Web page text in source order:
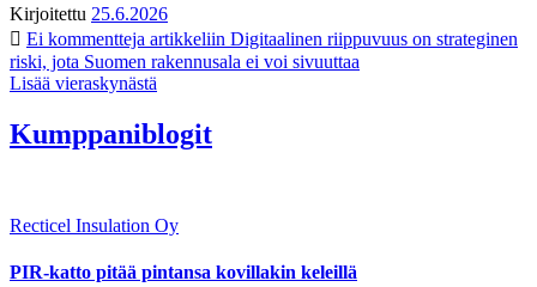
Kirjoitettu 25.6.2026
Ei kommentteja artikkeliin Digitaalinen riippuvuus on strateginen
riski, jota Suomen rakennusala ei voi sivuuttaa
Lisää vieraskynästä
Kumppaniblogit
Recticel Insulation Oy
PIR-katto pitää pintansa kovillakin keleillä